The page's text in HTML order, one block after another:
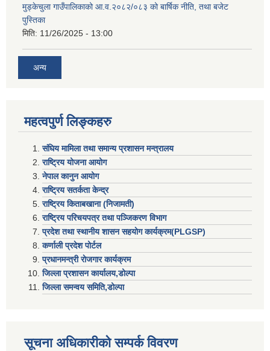
मुड्केचुला गाउँपालिकाको आ.व.२०८२/०८३ को बार्षिक नीति, तथा बजेट
पुस्तिका
मिति: 11/26/2025 - 13:00
अन्य
महत्वपुर्ण लिङ्कहरु
संघिय मामिला तथा समान्य प्रशासन मन्त्रालय
राष्ट्रिय योजना आयोग
नेपाल कानुन आयोग
राष्ट्रिय सतर्कता केन्द्र
राष्ट्रिय किताबखाना (निजामती)
राष्ट्रिय परिचयपत्र तथा पञ्जिकरण विभाग
प्रदेश तथा स्थानीय शासन सहयाेग कार्यक्रम(PLGSP)
कर्णाली प्रदेश पोर्टल
प्रधानमन्त्री राेजगार कार्यक्रम
जिल्ला प्रशासन कार्यालय,डोल्पा
जिल्ला समन्वय समिति,डोल्प
सूचना अधिकारीकाे सम्पर्क विवरण